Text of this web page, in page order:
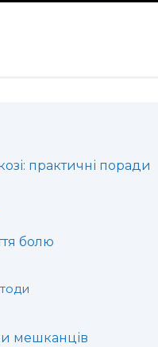
практичні поради
болю
мешканців